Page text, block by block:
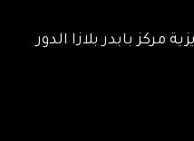
مركز بابدر بلازا الدور